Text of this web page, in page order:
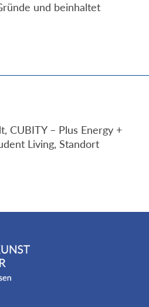
und beinhaltet
CUBITY – Plus Energy +
Living, Standort